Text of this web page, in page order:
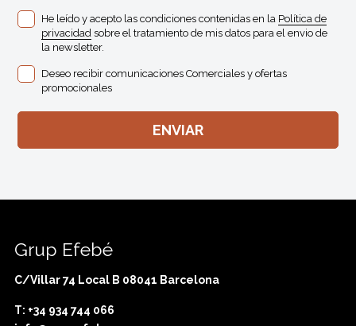
He leído y acepto las condiciones contenidas en la Política de
privacidad sobre el tratamiento de mis datos para el envio de
la newsletter.
Deseo recibir comunicaciones Comerciales y ofertas
promocionales
Grup Efebé
C/Villar 74 Local B 08041 Barcelona
T: +34 934 744 066